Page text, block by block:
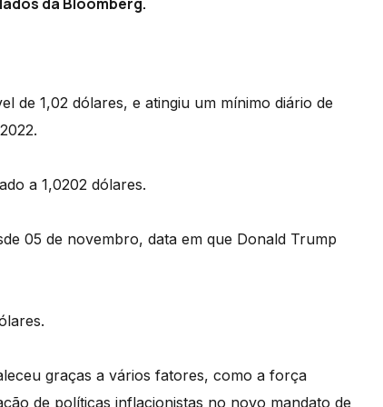
de 1,02 dólares, e atingiu um mínimo diário de
a 1,0202 dólares.
05 de novembro, data em que Donald Trump
graças a vários fatores, como a força
de políticas inflacionistas no novo mandato de